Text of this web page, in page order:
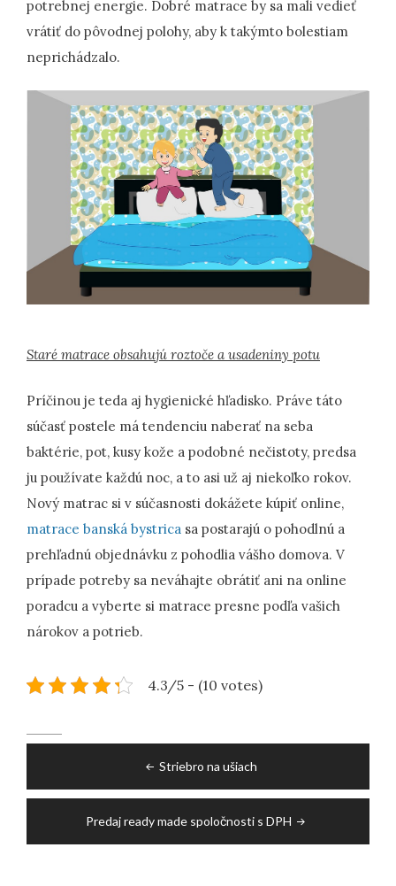
potrebnej energie. Dobré matrace by sa mali vedieť
vrátiť do pôvodnej polohy, aby k takýmto bolestiam
neprichádzalo.
Staré matrace obsahujú roztoče a usadeniny potu
Príčinou je teda aj hygienické hľadisko. Práve táto
súčasť postele má tendenciu naberať na seba
baktérie, pot, kusy kože a podobné nečistoty, predsa
ju používate každú noc, a to asi už aj niekoľko rokov.
Nový matrac si v súčasnosti dokážete kúpiť online,
matrace banská bystrica sa postarajú o pohodlnú a
prehľadnú objednávku z pohodlia vášho domova. V
prípade potreby sa neváhajte obrátiť ani na online
poradcu a vyberte si matrace presne podľa vašich
nárokov a potrieb.
4.3/5 - (10 votes)
příspěvek
Striebro na ušiach
Predaj ready made spoločnosti s DPH